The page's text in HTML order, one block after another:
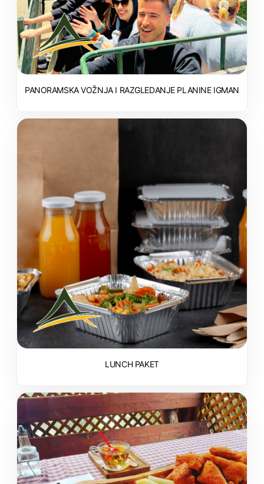
PANORAMSKA VOŽNJA I RAZGLEDANJE PLANINE IGMAN
LUNCH PAKET